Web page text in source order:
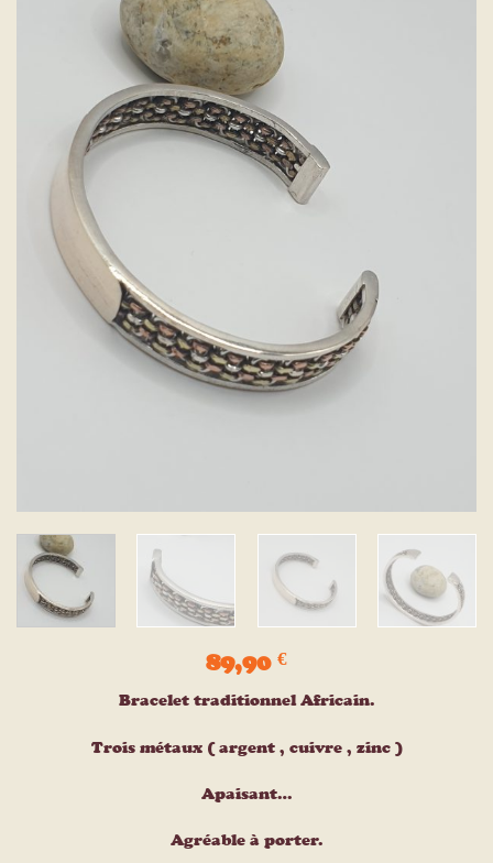
89,90 €
Bracelet traditionnel Africain.
Trois métaux ( argent , cuivre , zinc )
Apaisant…
Agréable à porter.